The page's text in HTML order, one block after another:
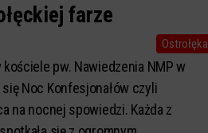
farze
Ostrołęka
pw. Nawiedzenia NMP w
Noc Konfesjonałów czyli
na nocnej spowiedzi. Każda z